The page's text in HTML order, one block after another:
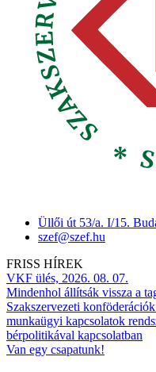
Üllői út 53/a. I/15.
szef@szef.hu
FRISS HÍREK
VKF ülés, 2026. 08. 07.
Mindenhol állítsák vissza a
Szakszervezeti
munkaügyi kapcsolatok
bérpolitikával kapcsolatban
Van egy csapatunk!